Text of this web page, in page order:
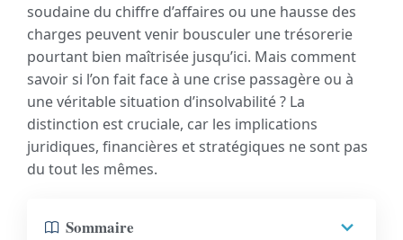
soudaine du chiffre d’affaires ou une hausse des
charges peuvent venir bousculer une trésorerie
pourtant bien maîtrisée jusqu’ici. Mais comment
savoir si l’on fait face à une crise passagère ou à
une véritable situation d’insolvabilité ? La
distinction est cruciale, car les implications
juridiques, financières et stratégiques ne sont pas
du tout les mêmes.
Sommaire